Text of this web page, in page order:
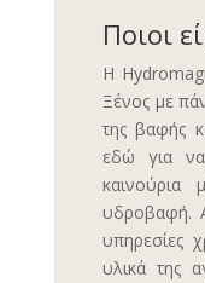
Ποιοι
Η
Ξένος με
της βαφής
εδώ για
υδροβαφή.
υπηρεσίες
υλικά της